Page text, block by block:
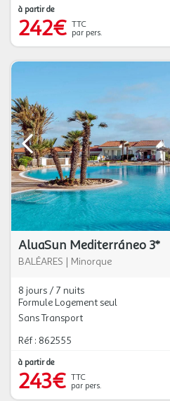
à partir de
242€ TTC
par pers.
AluaSun Mediterráneo 3*
BALÉARES | Minorque
8 jours / 7 nuits
Formule Logement seul
Sans Transport
Réf : 862555
à partir de
243€ TTC
par pers.